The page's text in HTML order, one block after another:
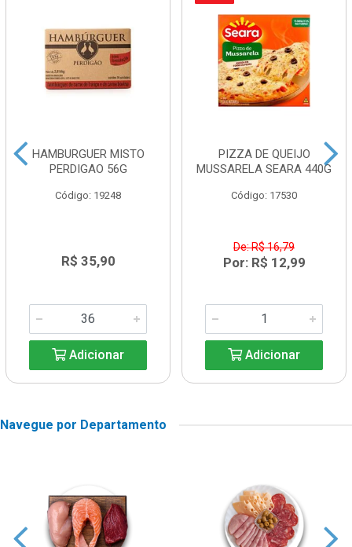
HAMBURGUER MISTO
PERDIGAO 56G
Código: 19248
R$ 35,90
Adicionar
PIZZA DE QUEIJO
MUSSARELA SEARA 440G
Código: 17530
De: R$ 16,79
Por: R$ 12,99
Adicionar
Navegue por Departamento